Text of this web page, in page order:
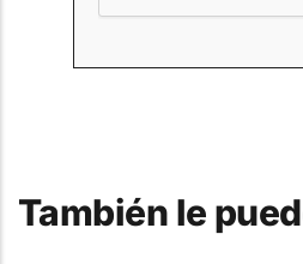
También le